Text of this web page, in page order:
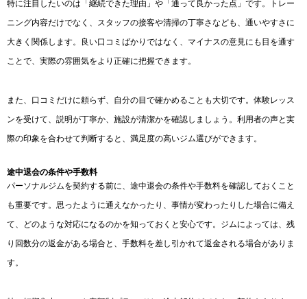
特に注目したいのは「継続できた理由」や「通って良かった点」です。トレー
ニング内容だけでなく、スタッフの接客や清掃の丁寧さなども、通いやすさに
大きく関係します。良い口コミばかりではなく、マイナスの意見にも目を通す
ことで、実際の雰囲気をより正確に把握できます。
また、口コミだけに頼らず、自分の目で確かめることも大切です。体験レッス
ンを受けて、説明が丁寧か、施設が清潔かを確認しましょう。利用者の声と実
際の印象を合わせて判断すると、満足度の高いジム選びができます。
途中退会の条件や手数料
パーソナルジムを契約する前に、途中退会の条件や手数料を確認しておくこと
も重要です。思ったように通えなかったり、事情が変わったりした場合に備え
て、どのような対応になるのかを知っておくと安心です。ジムによっては、残
り回数分の返金がある場合と、手数料を差し引かれて返金される場合がありま
す。